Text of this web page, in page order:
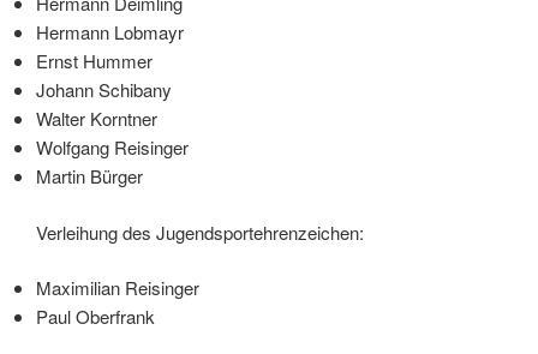
Hermann Lobmayr
Ernst Hummer
Johann Schibany
Walter Korntner
Wolfgang Reisinger
Martin Bürger
Verleihung des Jugendsportehrenzeichen:
Maximilian Reisinger
Paul Oberfrank